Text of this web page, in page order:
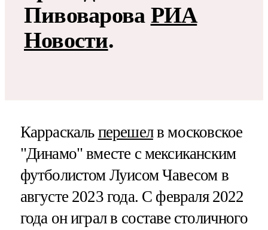
Пивоварова РИА
Новости.
Карраскаль перешелв московское
"Динамо" вместе с мексиканским
футболистом Луисом Чавесом в
августе 2023 года. С февраля 2022
года он играл в составе столичного